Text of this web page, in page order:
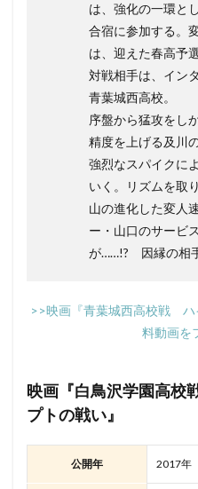
は、強化の一環と
合宿に参加する。
は、迎えた春高予
対戦相手は、イン
青葉城西高校。
序盤から猛攻をし
精度を上げる及川
強烈なスパイクに
いく。リズムを取
山の進化した変人
ー・山口のサービ
が……!? 因縁の相
>>映画『青葉城西高校戦 ハ
料動画を
映画『白鳥沢学園高
プトの戦い』
公開年 2017年